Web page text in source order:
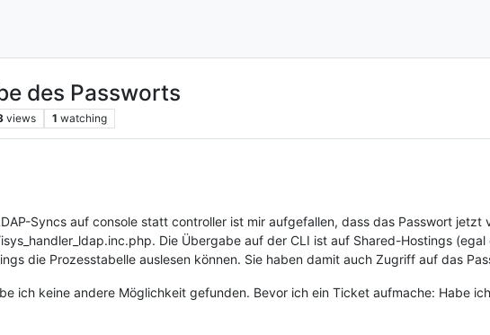
des Passworts
views 1 watching
Syncs auf console statt controller ist mir aufgefallen, dass das Passwort
Die Übergabe auf der CLI ist auf Shared-Hostings
die Prozesstabelle auslesen können. Sie haben damit auch Zugriff auf das
ich keine andere Möglichkeit gefunden. Bevor ich ein Ticket aufmache: Habe